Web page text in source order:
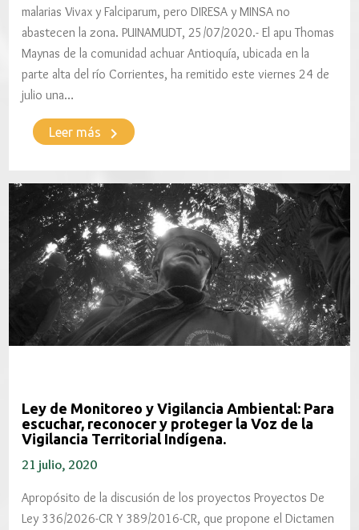
malarias Vivax y Falciparum, pero DIRESA y MINSA no
abastecen la zona. PUINAMUDT, 25/07/2020.- El apu Thomas
Maynas de la comunidad achuar Antioquía, ubicada en la
parte alta del río Corrientes, ha remitido este viernes 24 de
julio una…
Leer más keyboard_arrow_right
Ley de Monitoreo y Vigilancia Ambiental: Para
escuchar, reconocer y proteger la Voz de la
Vigilancia Territorial Indígena.
21 julio, 2020
Apropósito de la discusión de los proyectos Proyectos De
Ley 336/2026-CR Y 389/2016-CR, que propone el Dictamen